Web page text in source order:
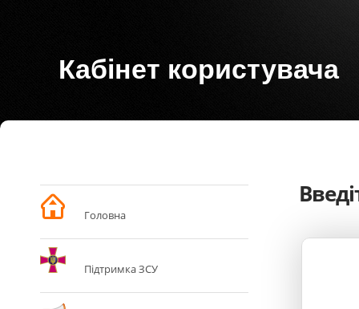
Кабінет користувача
Головна
Підтримка ЗСУ